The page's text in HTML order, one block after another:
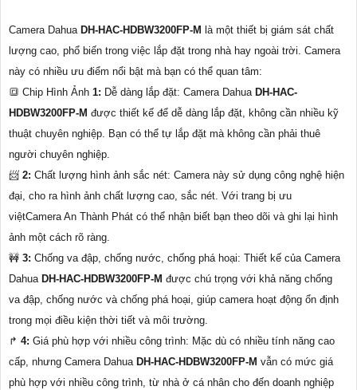
Camera Dahua DH-HAC-HDBW3200FP-M là một thiết bị giám sát chất
lượng cao, phổ biến trong việc lắp đặt trong nhà hay ngoài trời. Camera
này có nhiều ưu điểm nổi bật mà bạn có thể quan tâm:
🔳 Chip Hình Ảnh 1: Dễ dàng lắp đặt: Camera Dahua DH-HAC-
HDBW3200FP-M được thiết kế để dễ dàng lắp đặt, không cần nhiều kỹ
thuật chuyên nghiệp. Bạn có thể tự lắp đặt mà không cần phải thuê
người chuyên nghiệp.
📨 2: Chất lượng hình ảnh sắc nét: Camera này sử dụng công nghệ hiện
đại, cho ra hình ảnh chất lượng cao, sắc nét. Với trang bị ưu
việtCamera An Thành Phát có thể nhận biết bạn theo dõi và ghi lại hình
ảnh một cách rõ ràng.
🚧 3: Chống va đập, chống nước, chống phá hoại: Thiết kế của Camera
Dahua DH-HAC-HDBW3200FP-M được chú trọng với khả năng chống
va đập, chống nước và chống phá hoại, giúp camera hoạt động ổn định
trong mọi điều kiện thời tiết và môi trường.
️↱ 4: Giá phù hợp với nhiều công trình: Mặc dù có nhiều tính năng cao
cấp, nhưng Camera Dahua DH-HAC-HDBW3200FP-M vẫn có mức giá
phù hợp với nhiều công trình, từ nhà ở cá nhân cho đến doanh nghiệp